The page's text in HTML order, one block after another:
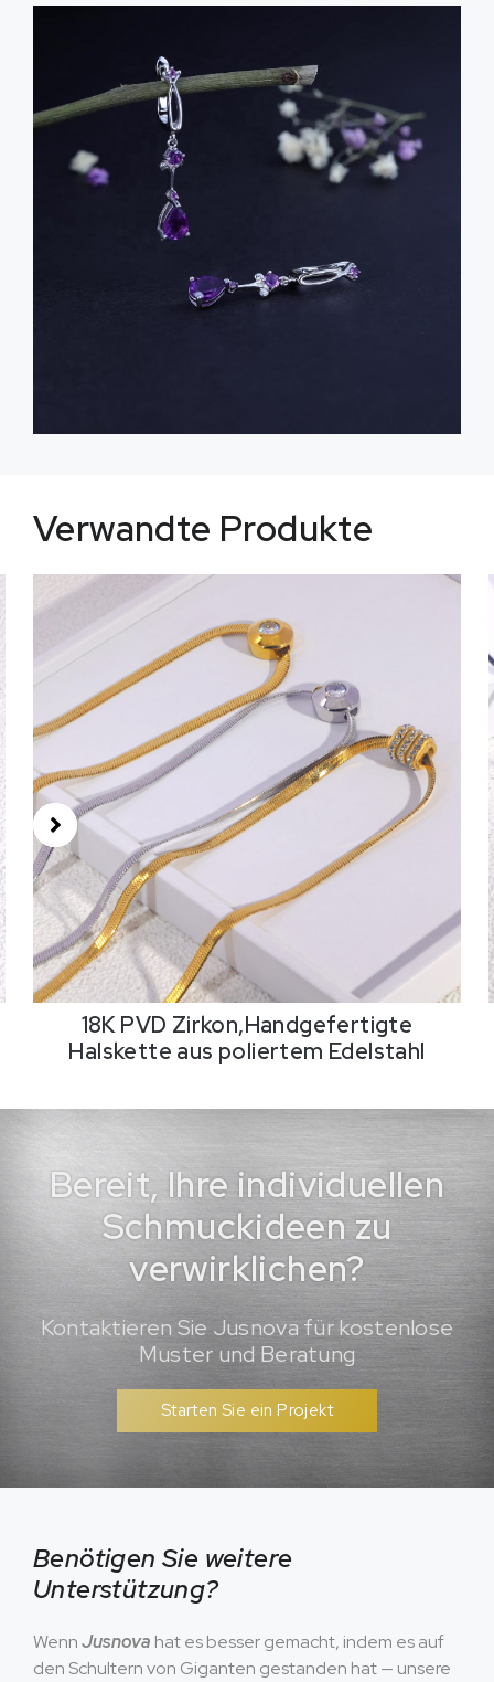
Verwandte Produkte
18K PVD Zirkon,Handgefertigte
Halskette aus poliertem Edelstahl
Bereit, Ihre individuellen
Schmuckideen zu
verwirklichen?
Kontaktieren Sie Jusnova für kostenlose
Muster und Beratung
Starten Sie ein Projekt
Benötigen Sie weitere
Unterstützung?
WennJusnova hat es besser gemacht, indem es auf
den Schultern von Giganten gestanden hat — unsere